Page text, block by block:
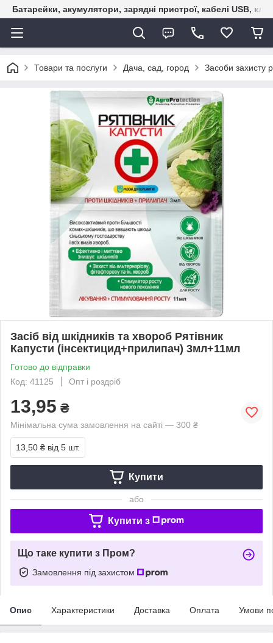
Батарейки, акумулятори, зарядні пристрої, кабелі USB,
Товари та послуги Дача, сад, город Засоби захисту
Засіб від шкідників та хвороб Рятівник
Капусти (інсектицид+прилипач) 3мл+11мл
Готово до відправки
Код: 41125
Опт і роздріб
13,95 ₴
Мінімальна сума замовлення на сайті — 300 ₴
13,50 ₴ від 5 шт.
Купити
або
Купити з
Що таке купити з Пром?
Замовлення під захистом
Опис Характеристики Доставка Оплата Умови